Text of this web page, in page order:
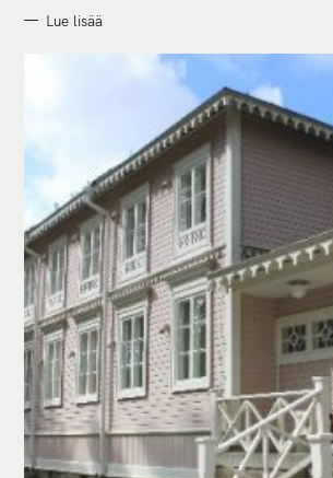
Lue lisää